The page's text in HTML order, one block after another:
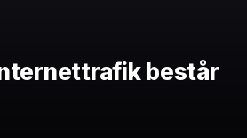
består